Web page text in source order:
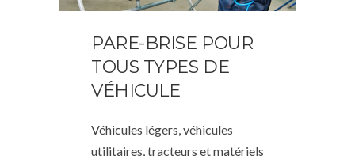
PARE-BRISE POUR
TOUS TYPES DE
VÉHICULE
Véhicules légers, véhicules
utilitaires, tracteurs et matériels